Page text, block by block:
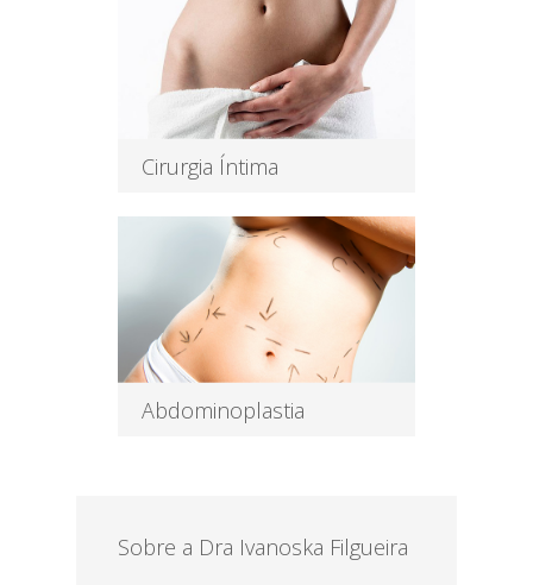
Leia Mais
Cirurgia Íntima
tipo de procedimento é realizado
Leia Mais
Abdominoplastia
Sobre a Dra Ivanoska Filgueira